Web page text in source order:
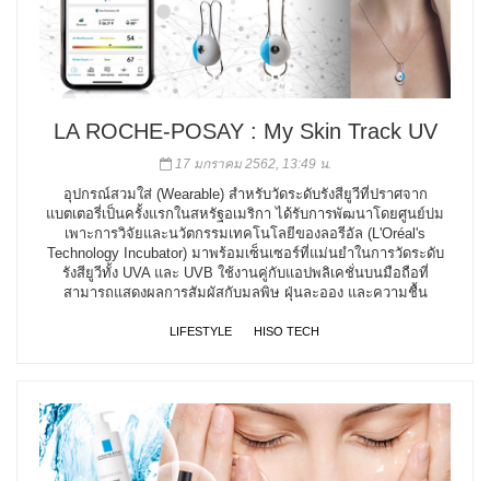
LA ROCHE-POSAY : My Skin Track UV
17 มกราคม 2562, 13:49 น.
อุปกรณ์สวมใส่ (Wearable) สำหรับวัดระดับรังสียูวีที่ปราศจาก
แบตเตอรี่เป็นครั้งแรกในสหรัฐอเมริกา ได้รับการพัฒนาโดยศูนย์บ่ม
เพาะการวิจัยและนวัตกรรมเทคโนโลยีของลอรีอัล (L'Oréal's
Technology Incubator) มาพร้อมเซ็นเซอร์ที่แม่นยำในการวัดระดับ
รังสียูวีทั้ง UVA และ UVB ใช้งานคู่กับแอปพลิเคชั่นบนมือถือที่
สามารถแสดงผลการสัมผัสกับมลพิษ ฝุ่นละออง และความชื้น
LIFESTYLE HISO TECH